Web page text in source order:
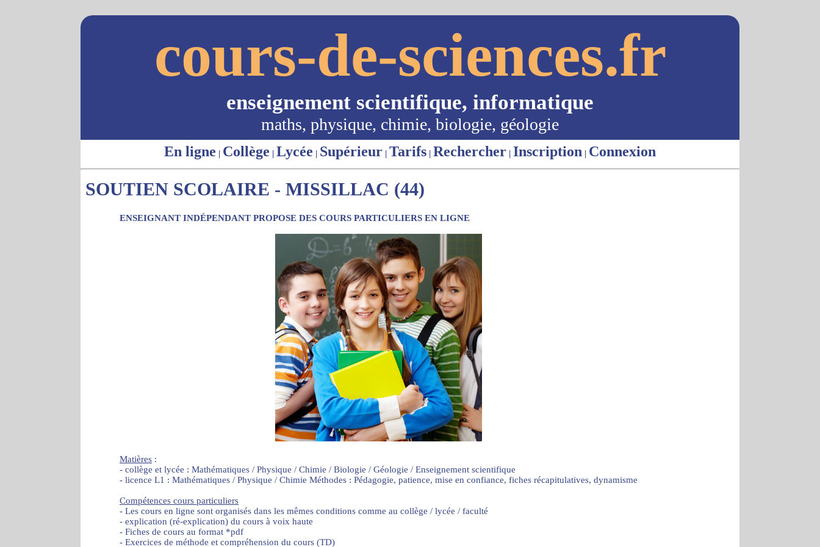
cours-de-sciences.fr
enseignement scientifique, informatique
maths, physique, chimie, biologie, géologie
En ligne | Collège | Lycée | Supérieur | Tarifs | Rechercher | Inscription | Connexion
SOUTIEN SCOLAIRE - MISSILLAC (44)
ENSEIGNANT INDÉPENDANT PROPOSE DES COURS PARTICULIERS EN LIGNE
Matières :
- collège et lycée : Mathématiques / Physique / Chimie / Biologie / Géologie / Enseignement scientifique
- licence L1 : Mathématiques / Physique / Chimie Méthodes : Pédagogie, patience, mise en confiance, fiches récapitulatives, dynamisme
Compétences cours particuliers
- Les cours en ligne sont organisés dans les mêmes conditions comme au collège / lycée / faculté
- explication (ré-explication) du cours à voix haute
- Fiches de cours au format *pdf
- Exercices de méthode et compréhension du cours (TD)